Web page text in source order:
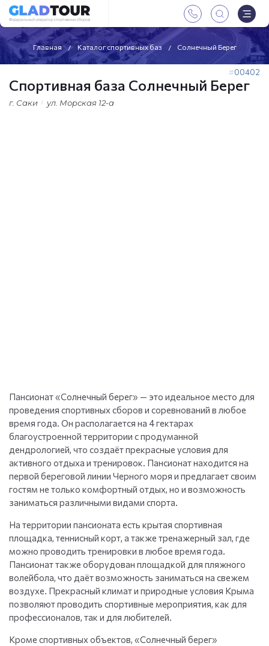
Главная Каталог спортивных баз Солнечный Берег
00402
Спортивная база Солнечный Берег
г. Саки ул. Морская 12-а
Пансионат «Солнечный берег» — это идеальное место для
проведения спортивных сборов и соревнований в любое
время года. Он располагается на 4 гектарах
благоустроенной территории с продуманной
дендрологией, что создаёт прекрасные условия для
активного отдыха и тренировок. Пансионат находится на
первой береговой линии Черного моря и предлагает своим
гостям не только комфортный отдых, но и возможность
заниматься различными видами спорта.
На территории пансионата есть крытая спортивная
площадка, теннисный корт, а также тренажерный зал, где
можно проводить тренировки в любое время года.
Пансионат также оборудован площадкой для пляжного
волейбола, что даёт возможность заниматься на свежем
воздухе. Прекрасный климат и природные условия Крыма
позволяют проводить спортивные мероприятия, как для
профессионалов, так и для любителей.
Кроме спортивных объектов, «Солнечный берег»